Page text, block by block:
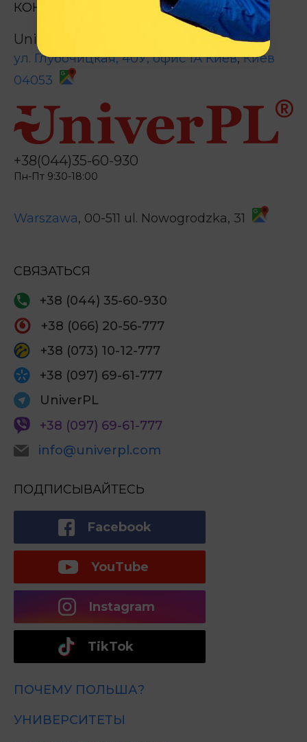
КОНТАКТЫ
UniverPL
ул. Глубочицкая, 40У, офис 1А Киев, Киев
04053
+38(044)35-60-930
Пн-Пт 9:30-18:00
Warszawa, 00-511 ul. Nowogrodzka, 31
СВЯЗАТЬСЯ
+38 (044) 35-60-930
+38 (066) 20-56-777
+38 (073) 10-12-777
+38 (097) 69-61-777
UniverPL
+38 (097) 69-61-777
info@univerpl.com
ПОДПИСЫВАЙТЕСЬ
Facebook
YouTube
Instagram
TikTok
ПОЧЕМУ ПОЛЬША?
УНИВЕРСИТЕТЫ